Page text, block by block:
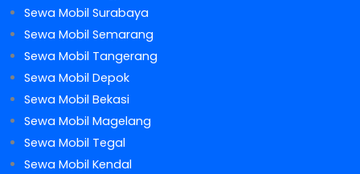
Sewa Mobil Surabaya
Sewa Mobil Semarang
Sewa Mobil Tangerang
Sewa Mobil Depok
Sewa Mobil Bekasi
Sewa Mobil Magelang
Sewa Mobil Tegal
Sewa Mobil Kendal